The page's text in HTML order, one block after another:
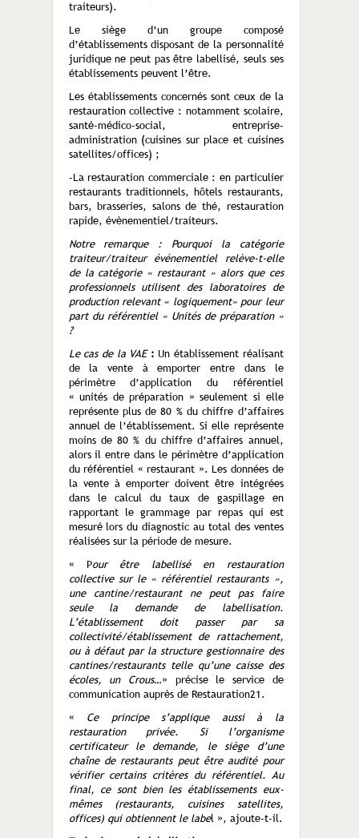
traiteurs).
Le siège d’un groupe composé
d’établissements disposant de la personnalité
juridique ne peut pas être labellisé, seuls ses
établissements peuvent l’être.
Les établissements concernés sont ceux de la
restauration collective : notamment scolaire,
santé-médico-social, entreprise-
administration (cuisines sur place et cuisines
satellites/offices) ;
-La restauration commerciale : en particulier
restaurants traditionnels, hôtels restaurants,
bars, brasseries, salons de thé, restauration
rapide, évènementiel/traiteurs.
Notre remarque : Pourquoi la catégorie
traiteur/traiteur événementiel relève-t-elle
de la catégorie « restaurant » alors que ces
professionnels utilisent des laboratoires de
production relevant « logiquement» pour leur
part du référentiel « Unités de préparation »
?
Le cas de la VAE : Un établissement réalisant
de la vente à emporter entre dans le
périmètre d’application du référentiel
« unités de préparation » seulement si elle
représente plus de 80 % du chiffre d’affaires
annuel de l’établissement. Si elle représente
moins de 80 % du chiffre d’affaires annuel,
alors il entre dans le périmètre d’application
du référentiel « restaurant ». Les données de
la vente à emporter doivent être intégrées
dans le calcul du taux de gaspillage en
rapportant le grammage par repas qui est
mesuré lors du diagnostic au total des ventes
réalisées sur la période de mesure.
« Pour être labellisé en restauration
collective sur le « référentiel restaurants »,
une cantine/restaurant ne peut pas faire
seule la demande de labellisation.
L’établissement doit passer par sa
collectivité/établissement de rattachement,
ou à défaut par la structure gestionnaire des
cantines/restaurants telle qu’une caisse des
écoles, un Crous…» précise le service de
communication auprès de Restauration21.
« Ce principe s’applique aussi à la
restauration privée. Si l’organisme
certificateur le demande, le siège d’une
chaîne de restaurants peut être audité pour
vérifier certains critères du référentiel. Au
final, ce sont bien les établissements eux-
mêmes (restaurants, cuisines satellites,
offices) qui obtiennent le label », ajoute-t-il.